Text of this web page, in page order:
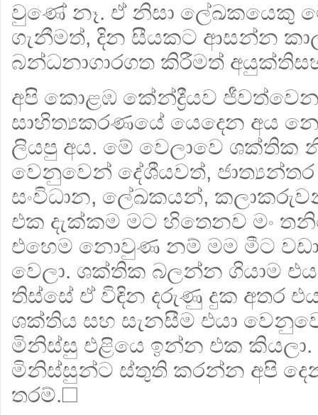
වුණේ නෑ. ඒ නිසා ලේඛකයෙකු
ගැනීමත්, දින සීයකට ආසන්න
බන්ධනාගාරගත කිරීමත්
අපි කොළඹ කේන්ද්‍රීයව
සාහිත්‍යකරණයේ යෙදෙන අය
ලියපු අය. මේ වෙලාවෙ ශක්තික
වෙනුවෙන් දේශීයවත්,
සංවිධාන, ලේඛකයන්,
එක දැක්කම මට හිතෙනව මං
එහෙම නොවුණ නම් මම මීට
වෙලා. ශක්තික බලන්න ගියාම
තිස්සේ ඒ විඳින දරුණු දුක අතර
ශක්තිය සහ සැනසීම එයා
මිනිස්සු එළියෙ ඉන්න එක
මිනිස්සුන්ට ස්තුති කරන්න අපි
තරම්.☐